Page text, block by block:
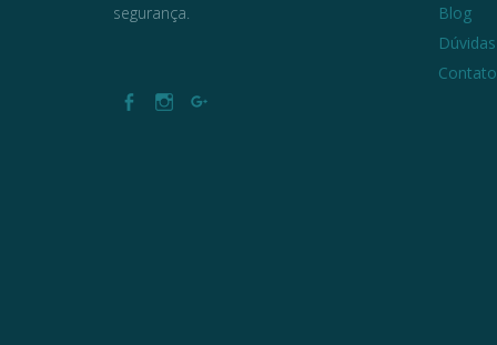
segurança.
Blog
Dúvidas
Contato